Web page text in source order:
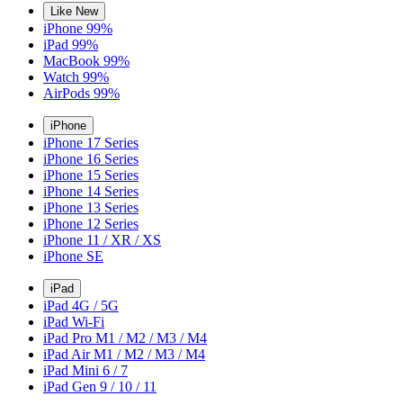
Like New
iPhone 99%
iPad 99%
MacBook 99%
Watch 99%
AirPods 99%
iPhone
iPhone 17 Series
iPhone 16 Series
iPhone 15 Series
iPhone 14 Series
iPhone 13 Series
iPhone 12 Series
iPhone 11 / XR / XS
iPhone SE
iPad
iPad 4G / 5G
iPad Wi-Fi
iPad Pro M1 / M2 / M3 / M4
iPad Air M1 / M2 / M3 / M4
iPad Mini 6 / 7
iPad Gen 9 / 10 / 11